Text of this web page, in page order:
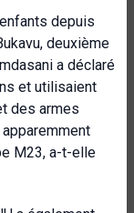
depuis
deuxième
a déclaré
et utilisaient
des armes
M23, a-t-elle